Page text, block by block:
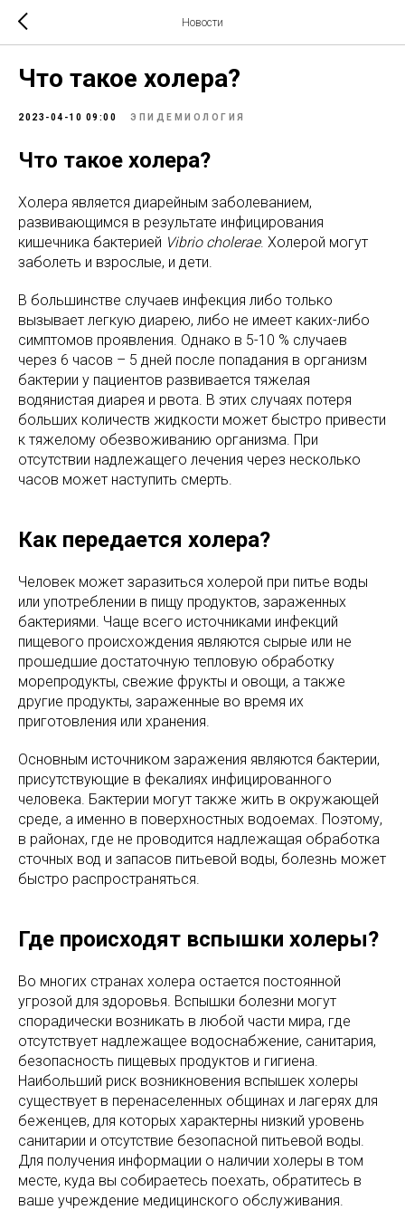
Новости
Что такое холера?
2023-04-10 09:00 ЭПИДЕМИОЛОГИЯ
Что такое холера?
Холера является диарейным заболеванием,
развивающимся в результате инфицирования
кишечника бактерией Vibrio cholerae. Холерой могут
заболеть и взрослые, и дети.
В большинстве случаев инфекция либо только
вызывает легкую диарею, либо не имеет каких-либо
симптомов проявления. Однако в 5-10 % случаев
через 6 часов – 5 дней после попадания в организм
бактерии у пациентов развивается тяжелая
водянистая диарея и рвота. В этих случаях потеря
больших количеств жидкости может быстро привести
к тяжелому обезвоживанию организма. При
отсутствии надлежащего лечения через несколько
часов может наступить смерть.
Как передается холера?
Человек может заразиться холерой при питье воды
или употреблении в пищу продуктов, зараженных
бактериями. Чаще всего источниками инфекций
пищевого происхождения являются сырые или не
прошедшие достаточную тепловую обработку
морепродукты, свежие фрукты и овощи, а также
другие продукты, зараженные во время их
приготовления или хранения.
Основным источником заражения являются бактерии,
присутствующие в фекалиях инфицированного
человека. Бактерии могут также жить в окружающей
среде, а именно в поверхностных водоемах. Поэтому,
в районах, где не проводится надлежащая обработка
сточных вод и запасов питьевой воды, болезнь может
быстро распространяться.
Где происходят вспышки холеры?
Во многих странах холера остается постоянной
угрозой для здоровья. Вспышки болезни могут
спорадически возникать в любой части мира, где
отсутствует надлежащее водоснабжение, санитария,
безопасность пищевых продуктов и гигиена.
Наибольший риск возникновения вспышек холеры
существует в перенаселенных общинах и лагерях для
беженцев, для которых характерны низкий уровень
санитарии и отсутствие безопасной питьевой воды.
Для получения информации о наличии холеры в том
месте, куда вы собираетесь поехать, обратитесь в
ваше учреждение медицинского обслуживания.